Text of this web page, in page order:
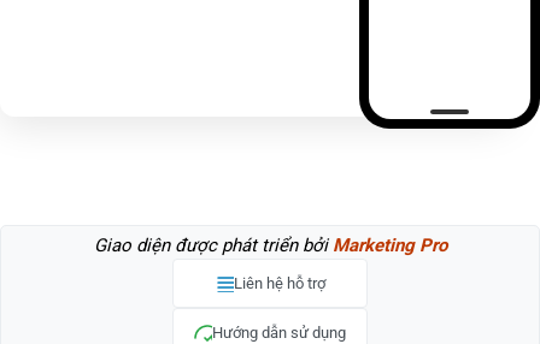
Giao diện được phát triển bởi Marketing Pro
Liên hệ hỗ trợ
Hướng dẫn sử dụng